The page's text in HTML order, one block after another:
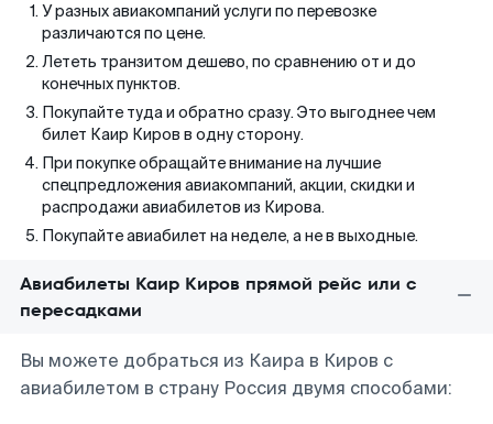
У разных авиакомпаний услуги по перевозке
различаются по цене.
Лететь транзитом дешево, по сравнению от и до
конечных пунктов.
Покупайте туда и обратно сразу. Это выгоднее чем
билет Каир Киров в одну сторону.
При покупке обращайте внимание на лучшие
спецпредложения авиакомпаний, акции, скидки и
распродажи авиабилетов из Кирова.
Покупайте авиабилет на неделе, а не в выходные.
Авиабилеты Каир Киров прямой рейс или с
пересадками
Вы можете добраться из Каира в Киров с
авиабилетом в страну Россия двумя способами: